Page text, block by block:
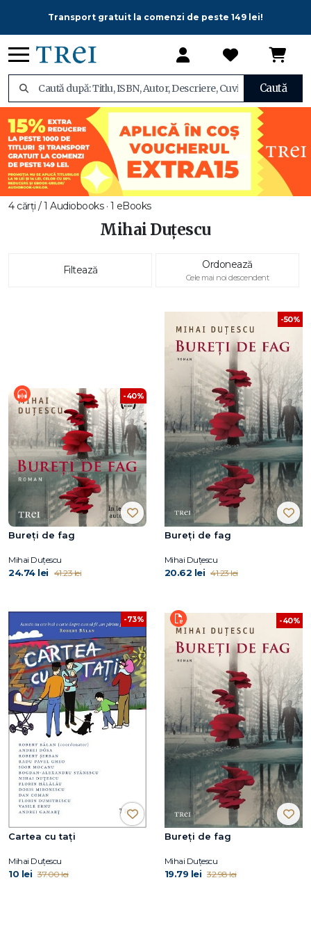
Transport gratuit la comenzi de peste 149 lei!
Caută
4 cărți / 1 Audiobooks · 1 eBooks
Mihai Duțescu
Filtează Ordonează
Cele mai noi descendent
-40%
Bureți de fag
Mihai Duțescu
24.74 lei 41.23 lei
-50%
Bureți de fag
Mihai Duțescu
20.62 lei 41.23 lei
-73%
Cartea cu tați
Mihai Duțescu
10 lei 37.00 lei
-40%
Bureți de fag
Mihai Duțescu
19.79 lei 32.98 lei